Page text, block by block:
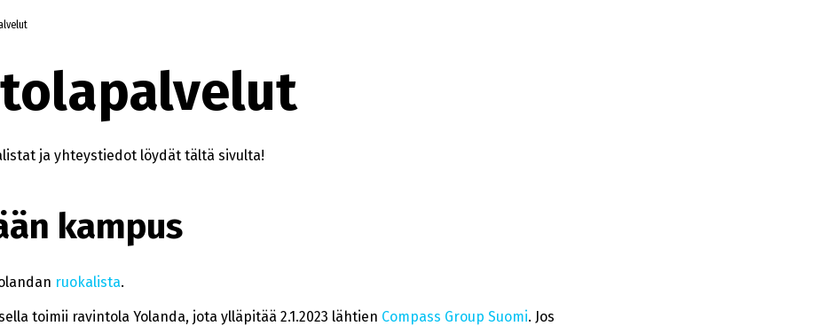
ja yhteystiedot löydät tältä sivulta!
kampus
ruokalista.
toimii ravintola Yolanda, jota ylläpitää 2.1.2023 lähtien Compass Group Suomi. Jos